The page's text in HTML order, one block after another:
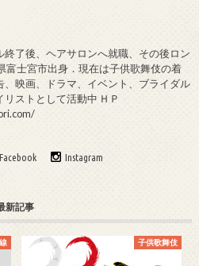
終了後、ヘアサロンへ就職、その後ロン
富士宮市出身．現在は子供歌舞伎の着
、映画、ドラマ、イベント、ブライダル
リストとして活動中 ＨＰ
Facebook Instagram
新記事
子供歌舞伎